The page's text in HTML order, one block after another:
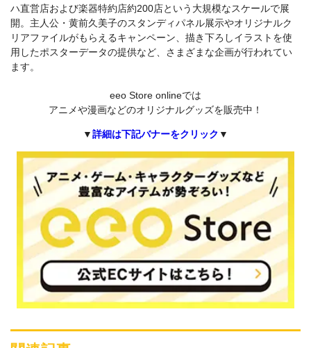
ハ直営店および楽器特約店約200店という大規模なスケールで展
開。主人公・黄前久美子のスタンディパネル展示やオリジナルク
リアファイルがもらえるキャンペーン、描き下ろしイラストを使
用したポスターデータの提供など、さまざまな企画が行われてい
ます。
eeo Store onlineでは
アニメや漫画などのオリジナルグッズを販売中！
▼詳細は下記バナーをクリック ▼